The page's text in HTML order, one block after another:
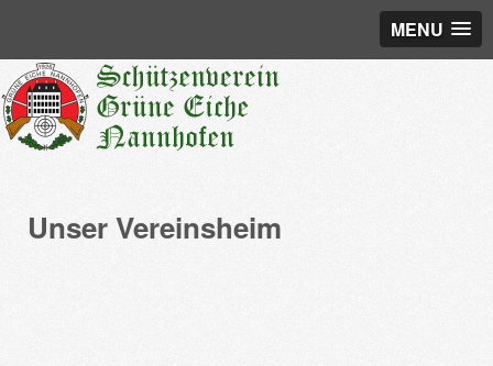
MENU
Unser Vereinsheim